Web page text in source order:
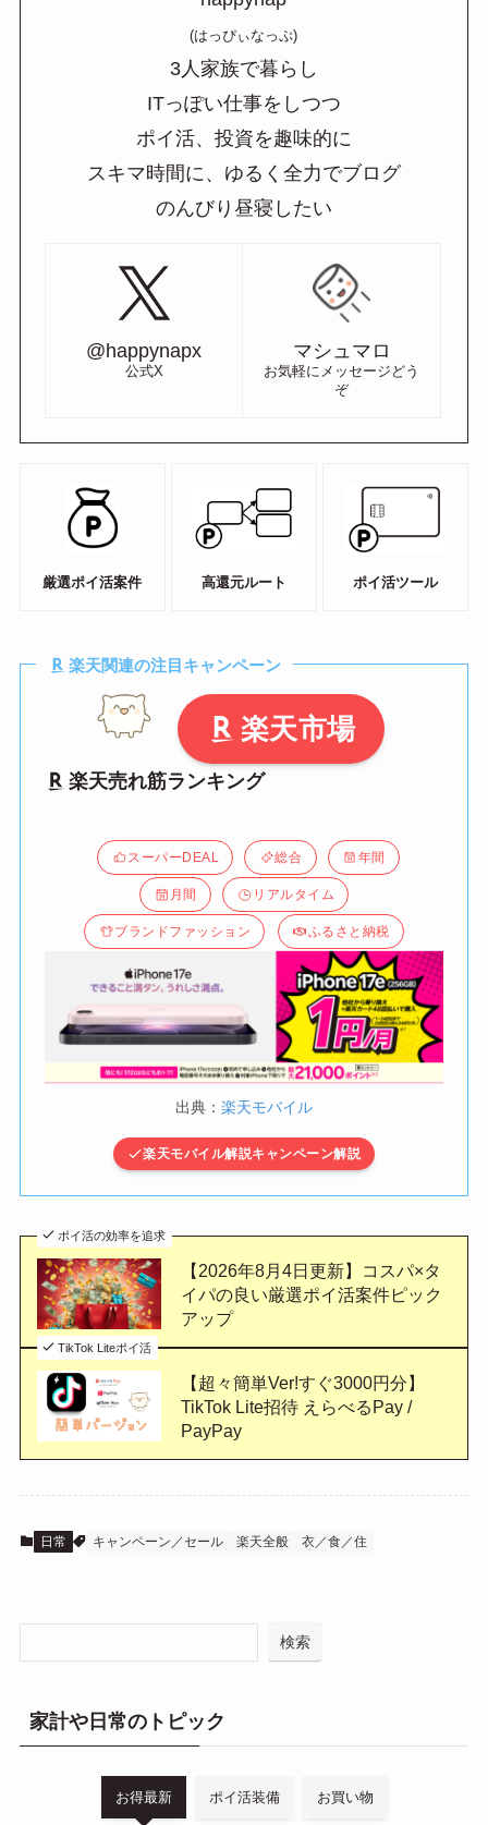
(はっぴぃなっぷ)
3人家族で暮らし
ITっぽい仕事をしつつ
ポイ活、投資を趣味的に
スキマ時間に、ゆるく全力でブログ
のんびり昼寝したい
@happynapx
公式X
マシュマロ
お気軽にメッセージどう
ぞ
厳選ポイ活案件 高還元ルート ポイ活ツール
楽天関連の注目キャンペーン
楽天市場
楽天売れ筋ランキング
スーパーDEAL 総合 年間
月間 リアルタイム
ブランドファッション ふるさと納税
出典： 楽天モバイル
楽天モバイル解説キャンペーン解説
ポイ活の効率を追求
【2026年8月4日更新】コスパ×タ
イパの良い厳選ポイ活案件ピック
アップ
TikTok Liteポイ活
【超々簡単Ver!すぐ3000円分】
TikTok Lite招待 えらべるPay /
PayPay
日常 キャンペーン／セール 楽天全般 衣／食／住
検索
家計や日常のトピック
お得最新 ポイ活装備 お買い物